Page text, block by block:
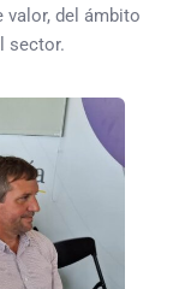
valor, del ámbito
sector.